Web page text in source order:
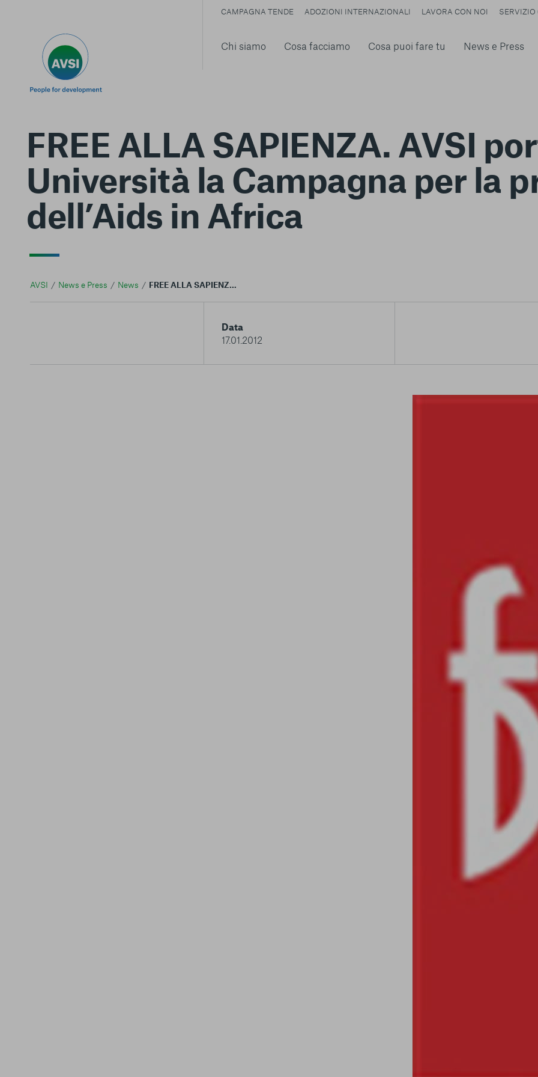
Chi siamo Cosa facciamo Cosa puoi fare tu News e Press
CAMPAGNA TENDE ADOZIONI INTERNAZIONALI LAVORA CON NOI SERVIZIO
FREE ALLA SAPIENZA. AVSI
Università la Campagna per la
dell’Aids in Africa
AVSI News e Press News FREE ALLA SAPIENZA. AVSI porta in Università la Campagna per la prevenzione dell'Aids in Africa
Data
17.01.2012